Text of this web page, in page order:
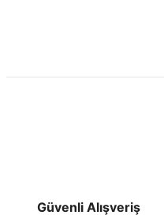
Güvenli Alışveriş